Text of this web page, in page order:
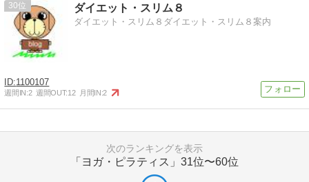
30 ダイエット・スリム８
ダイエット・スリム８ダイエット・スリム８案内
1100107
週間IN:2 週間OUT:12 月間IN:2
次のランキングを表示
「ヨガ・ピラティス」 31位〜60位